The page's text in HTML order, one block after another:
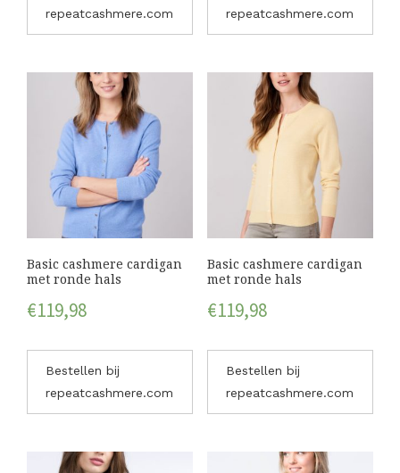
repeatcashmere.com
repeatcashmere.com
Basic cashmere cardigan
met ronde hals
€119,98
Bestellen bij
repeatcashmere.com
Basic cashmere cardigan
met ronde hals
€119,98
Bestellen bij
repeatcashmere.com